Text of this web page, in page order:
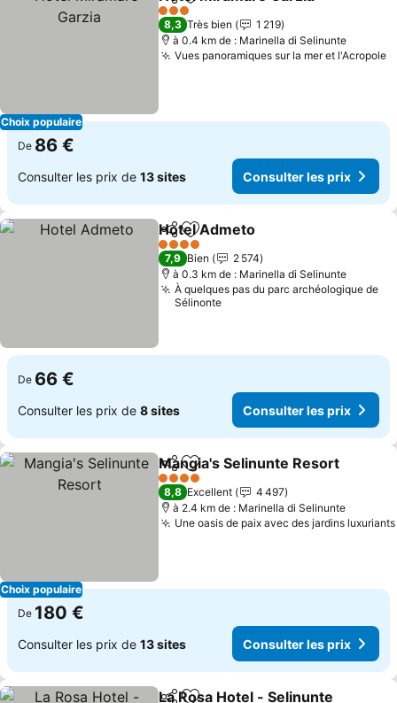
Choix populaire
PartagerAjouter à mes favoris
3 Étoiles
8,3 Très bien
1 219
à 0.4 km de : Marinella di Selinunte
Vues panoramiques sur la mer et l'Acropole
De 86 €
Consulter les prix de 13 sites Consulter les prix
PartagerAjouter à mes favoris
Hotel Admeto
4 Étoiles
7,9 Bien
2 574
à 0.3 km de : Marinella di Selinunte
À quelques pas du parc archéologique de
Sélinonte
De 66 €
Consulter les prix de 8 sites Consulter les prix
Choix populaire
PartagerAjouter à mes favoris
Mangia's Selinunte Resort
4 Étoiles
8,8 Excellent
4 497
à 2.4 km de : Marinella di Selinunte
Une oasis de paix avec des jardins luxuriants
De 180 €
Consulter les prix de 13 sites Consulter les prix
La Rosa Hotel - Selinunte